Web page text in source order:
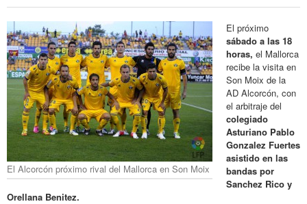
El Alcorcón próximo rival del Mallorca en Son Moix
El próximo
sábado a las 18
horas, el Mallorca
recibe la visita en
Son Moix de la
AD Alcorcón, con
el arbitraje del
colegiado
Asturiano Pablo
Gonzalez Fuertes
asistido en las
bandas por
Sanchez Rico y
Orellana Benitez.